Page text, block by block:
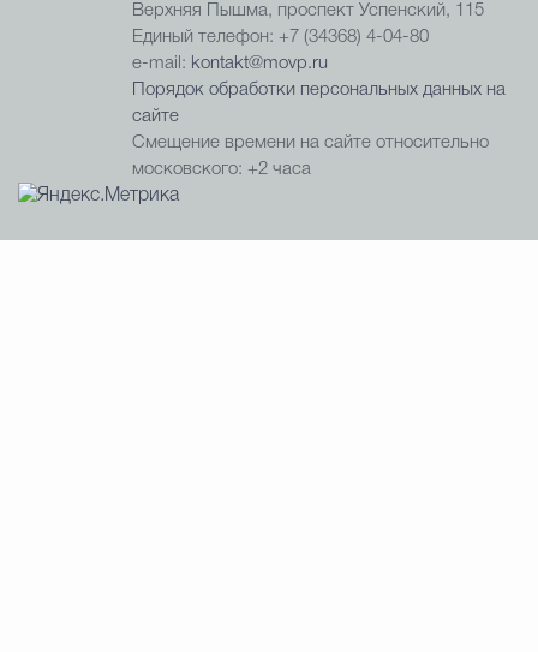
Верхняя Пышма, проспект Успенский, 115
Единый телефон: +7 (34368) 4-04-80
e-mail: kontakt@movp.ru
Порядок обработки персональных данных на
сайте
Смещение времени на сайте относительно
московского: +2 часа